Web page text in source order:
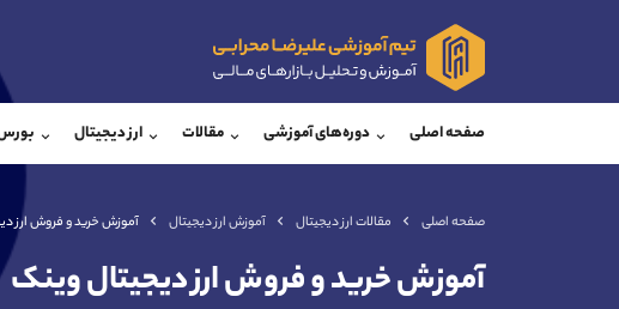
صفحه اصلی دوره‌های آموزشی مقالات ارز دیجیتال
صفحه اصلی مقالات ارز دیجیتال آموزش ارز دیجیتال آموزش خرید و فروش ارز
آموزش خرید و فروش ارز دیجیتال وینک
@Armteam_admin_104